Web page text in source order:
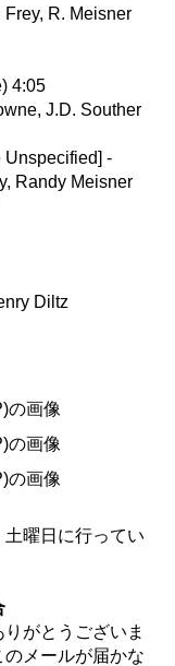
R. Meisner
4:05
J.D. Souther
Unspecified] -
Randy Meisner
Diltz
曜日に行ってい
がとうございま
メールが届かな